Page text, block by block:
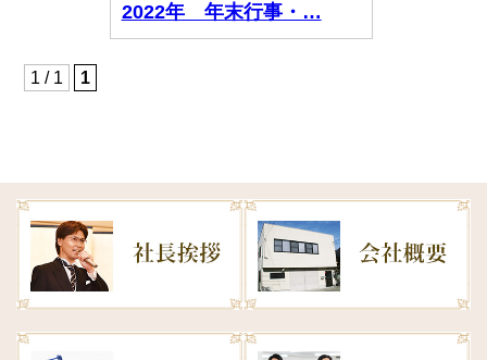
2022年 年末行事・…
1 / 1 1